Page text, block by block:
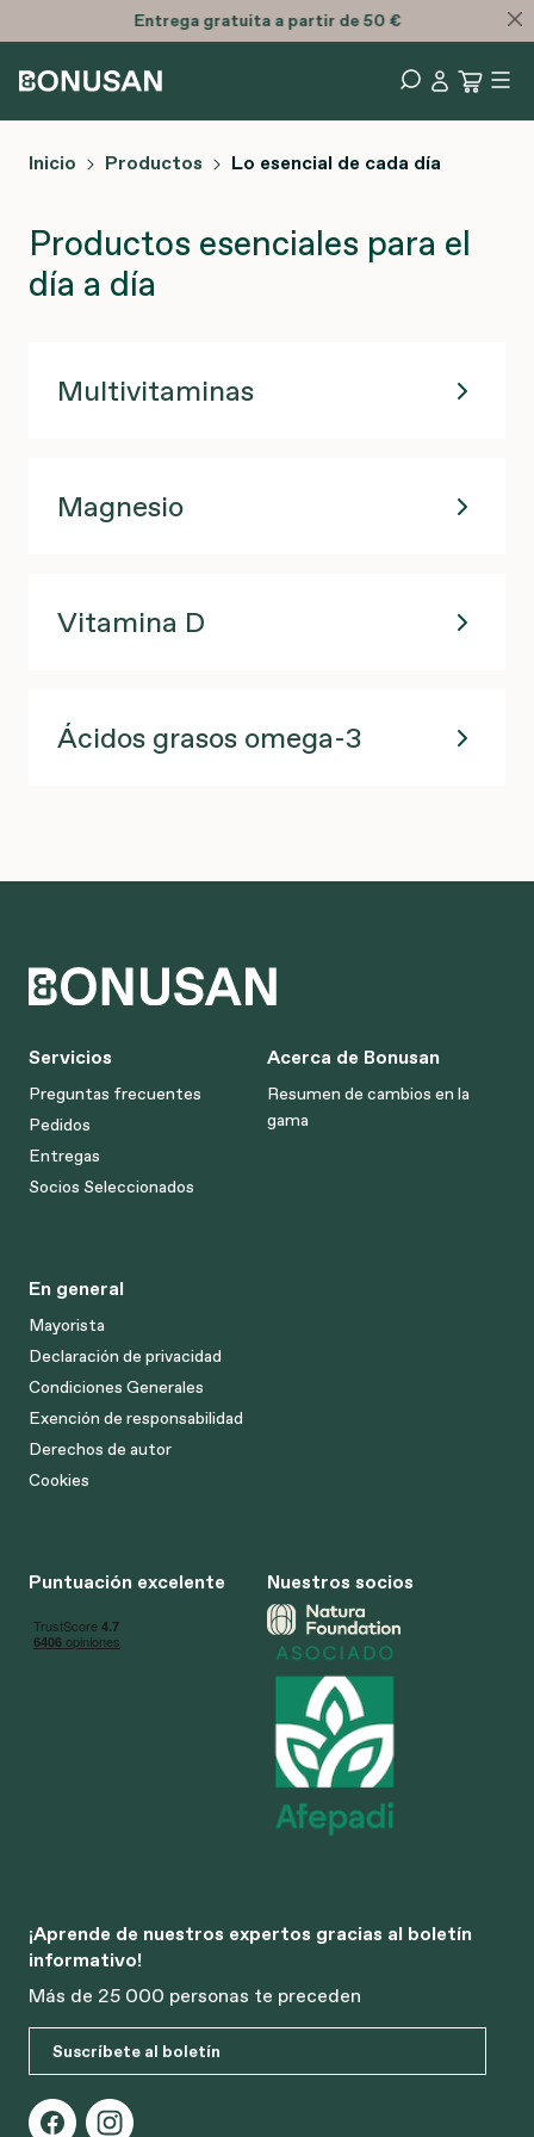
Entrega gratuita a partir de 50 €
Inicio Productos Lo esencial de cada día
Productos esenciales para el
día a día
Multivitaminas
Magnesio
Vitamina D
Ácidos grasos omega-3
Servicios
Preguntas frecuentes
Pedidos
Entregas
Socios Seleccionados
Acerca de Bonusan
Resumen de cambios en la
gama
En general
Mayorista
Declaración de privacidad
Condiciones Generales
Exención de responsabilidad
Derechos de autor
Cookies
Puntuación excelente Nuestros socios
¡Aprende de nuestros expertos gracias al boletín
informativo!
Más de 25 000 personas te preceden
Suscríbete al boletín